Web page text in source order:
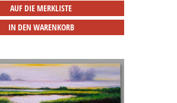
AUF DIE MERKLISTE
IN DEN WARENKORB